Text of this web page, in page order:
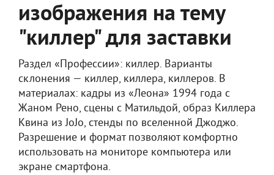
изображения на тему
"киллер" для заставки
Раздел «Профессии»: киллер. Варианты
склонения — киллер, киллера, киллеров. В
материалах: кадры из «Леона» 1994 года с
Жаном Рено, сцены с Матильдой, образ Киллера
Квина из JoJo, стенды по вселенной Джоджо.
Разрешение и формат позволяют комфортно
использовать на мониторе компьютера или
экране смартфона.